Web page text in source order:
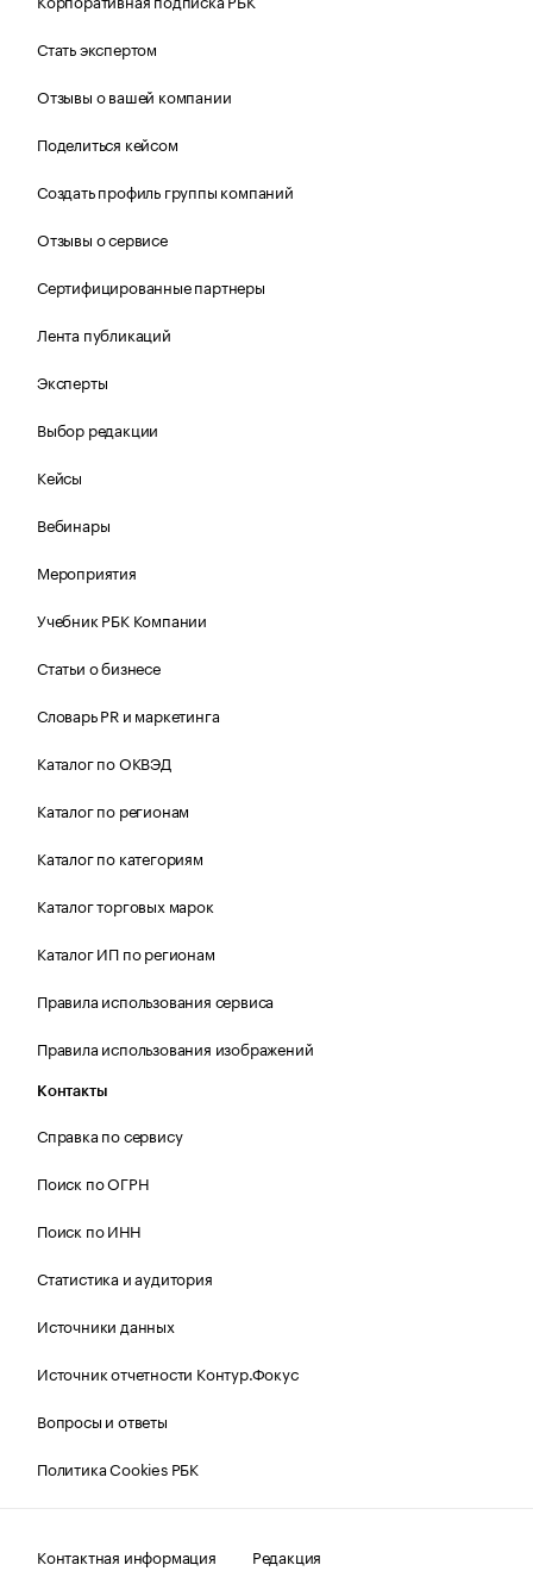
Стать экспертом
Отзывы о вашей компании
Поделиться кейсом
Создать профиль группы компаний
Отзывы о сервисе
Сертифицированные партнеры
Лента публикаций
Эксперты
Выбор редакции
Кейсы
Вебинары
Мероприятия
Учебник РБК Компании
Статьи о бизнесе
Словарь PR и маркетинга
Каталог по ОКВЭД
Каталог по регионам
Каталог по категориям
Каталог торговых марок
Каталог ИП по регионам
Правила использования сервиса
Правила использования изображений
Контакты
Справка по сервису
Поиск по ОГРН
Поиск по ИНН
Статистика и аудитория
Источники данных
Источник отчетности Контур.Фокус
Вопросы и ответы
Политика Cookies РБК
Контактная информация Редакция